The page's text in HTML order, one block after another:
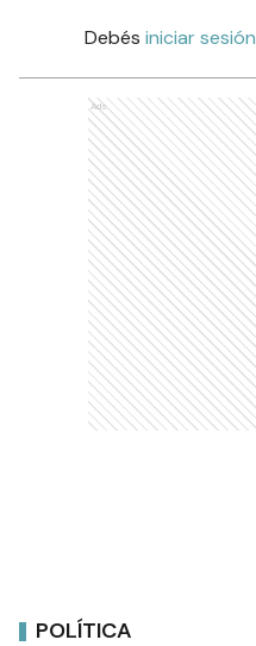
Debés iniciar sesión
Ads
POLÍTICA